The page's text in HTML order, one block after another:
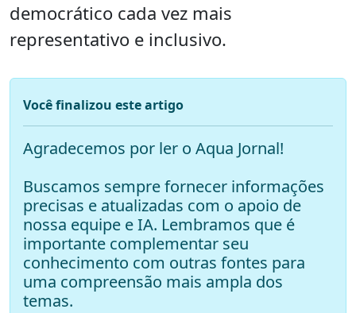
democrático cada vez mais
representativo e inclusivo.
Você finalizou este artigo
Agradecemos por ler o Aqua Jornal!
Buscamos sempre fornecer informações
precisas e atualizadas com o apoio de
nossa equipe e IA. Lembramos que é
importante complementar seu
conhecimento com outras fontes para
uma compreensão mais ampla dos
temas.